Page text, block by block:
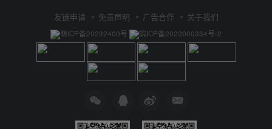
友链申请 免责声明 广告合作 关于我们
萌ICP备20232400号 皖ICP备2022000334号-2